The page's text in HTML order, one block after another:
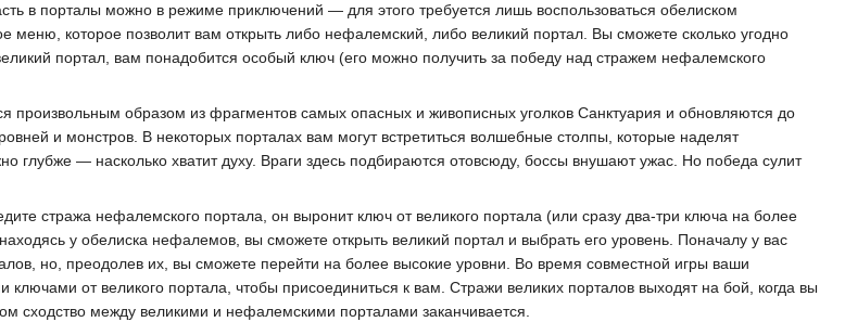
в порталы можно в режиме приключений — для этого требуется лишь воспользоваться обелиском
которое позволит вам открыть либо нефалемский, либо великий портал. Вы сможете сколько угодно
портал, вам понадобится особый ключ (его можно получить за победу над стражем нефалемского
произвольным образом из фрагментов самых опасных и живописных уголков Санктуария и обновляются до
и монстров. В некоторых порталах вам могут встретиться волшебные столпы, которые наделят
глубже — насколько хватит духу. Враги здесь подбираются отовсюду, боссы внушают ужас. Но победа сулит
стража нефалемского портала, он выронит ключ от великого портала (или сразу два-три ключа на более
у обелиска нефалемов, вы сможете открыть великий портал и выбрать его уровень. Поначалу у вас
но, преодолев их, вы сможете перейти на более высокие уровни. Во время совместной игры ваши
ключами от великого портала, чтобы присоединиться к вам. Стражи великих порталов выходят на бой, когда вы
сходство между великими и нефалемскими порталами заканчивается.